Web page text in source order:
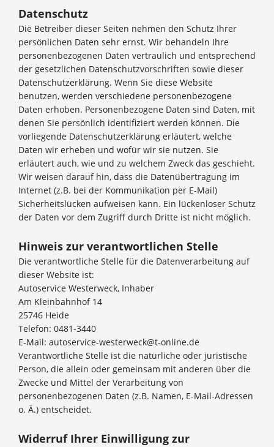
Datenschutz
Die Betreiber dieser Seiten nehmen den Schutz Ihrer
persönlichen Daten sehr ernst. Wir behandeln Ihre
personenbezogenen Daten vertraulich und entsprechend
der gesetzlichen Datenschutzvorschriften sowie dieser
Datenschutzerklärung. Wenn Sie diese Website
benutzen, werden verschiedene personenbezogene
Daten erhoben. Personenbezogene Daten sind Daten, mit
denen Sie persönlich identifiziert werden können. Die
vorliegende Datenschutzerklärung erläutert, welche
Daten wir erheben und wofür wir sie nutzen. Sie
erläutert auch, wie und zu welchem Zweck das geschieht.
Wir weisen darauf hin, dass die Datenübertragung im
Internet (z.B. bei der Kommunikation per E-Mail)
Sicherheitslücken aufweisen kann. Ein lückenloser Schutz
der Daten vor dem Zugriff durch Dritte ist nicht möglich.
Hinweis zur verantwortlichen Stelle
Die verantwortliche Stelle für die Datenverarbeitung auf
dieser Website ist:
Autoservice Westerweck, Inhaber
Am Kleinbahnhof 14
25746 Heide
Telefon: 0481-3440
E-Mail: autoservice-westerweck@t-online.de
Verantwortliche Stelle ist die natürliche oder juristische
Person, die allein oder gemeinsam mit anderen über die
Zwecke und Mittel der Verarbeitung von
personenbezogenen Daten (z.B. Namen, E-Mail-Adressen
o. Ä.) entscheidet.
Widerruf Ihrer Einwilligung zur